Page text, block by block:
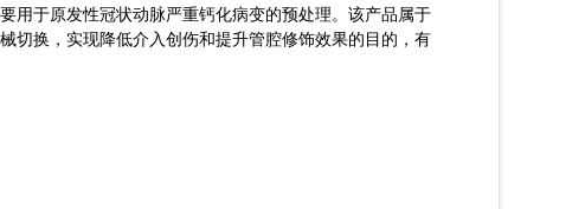
于原发性冠状动脉严重钙化病变的预处理。该产品属于
切换，实现降低介入创伤和提升管腔修饰效果的目的，有